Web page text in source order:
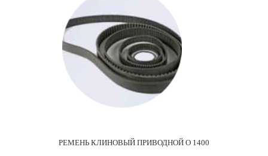
РЕМЕНЬ КЛИНОВЫЙ ПРИВОДНОЙ О 1400